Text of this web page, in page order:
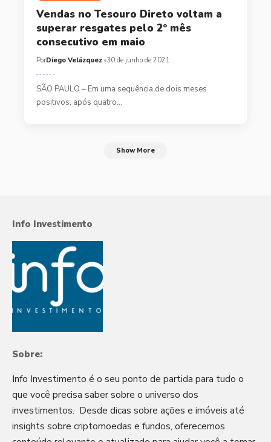
Vendas no Tesouro Direto voltam a
superar resgates pelo 2º mês
consecutivo em maio
PorDiego Velázquez 30 de junho de 2021
SÃO PAULO – Em uma sequência de dois meses
positivos, após quatro…
Show More
Info Investimento
Sobre:
Info Investimento é o seu ponto de partida para tudo o
que você precisa saber sobre o universo dos
investimentos. Desde dicas sobre ações e imóveis até
insights sobre criptomoedas e fundos, oferecemos